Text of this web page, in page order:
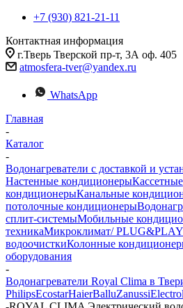
+7 (930) 821-21-11
Контактная информация
г.Тверь Тверской пр-т, 3А оф. 405
atmosfera-tver@yandex.ru
WhatsApp
Главная
-
Каталог
-
Водонагреватели с доставкой и
Настенные кондиционерыКассетные
кондиционерыКанальные
потолочные кондиционеры
сплит-системыМобильные
техникаМикроклимат/ PLUG&PLAY
водоочисткиКолонные
оборудования
-
Водонагреватели Royal Clima в
PhilipsEcostarHaierBalluZanussi